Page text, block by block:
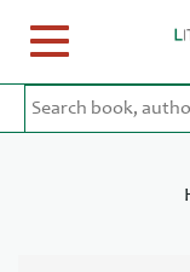
Toggle
navigation